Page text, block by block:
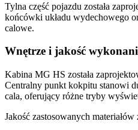
Tylna część pojazdu została
końcówki układu wydechowego
calowe.
Wnętrze i jakość
Kabina MG HS została
Centralny punkt kokpitu stanowi
cala, oferujący różne tryby
Jakość zastosowanych